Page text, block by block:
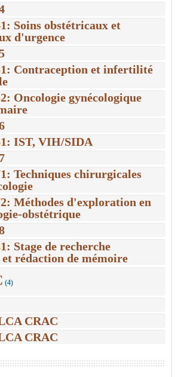
Soins obstétricaux et
d'urgence
Contraception et infertilité
Oncologie gynécologique
IST, VIH/SIDA
Techniques chirurgicales
Méthodes d'exploration en
obstétrique
Stage de recherche
rédaction de mémoire
(4)
CRAC
CRAC